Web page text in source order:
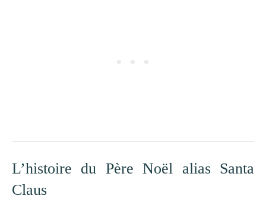
L’histoire du Père Noël alias Santa
Claus